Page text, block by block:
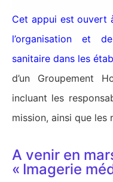
Cet appui est ouvert
l’organisation et
sanitaire dans les
d’un Groupement
incluant les
mission, ainsi que
A venir en
« Imagerie